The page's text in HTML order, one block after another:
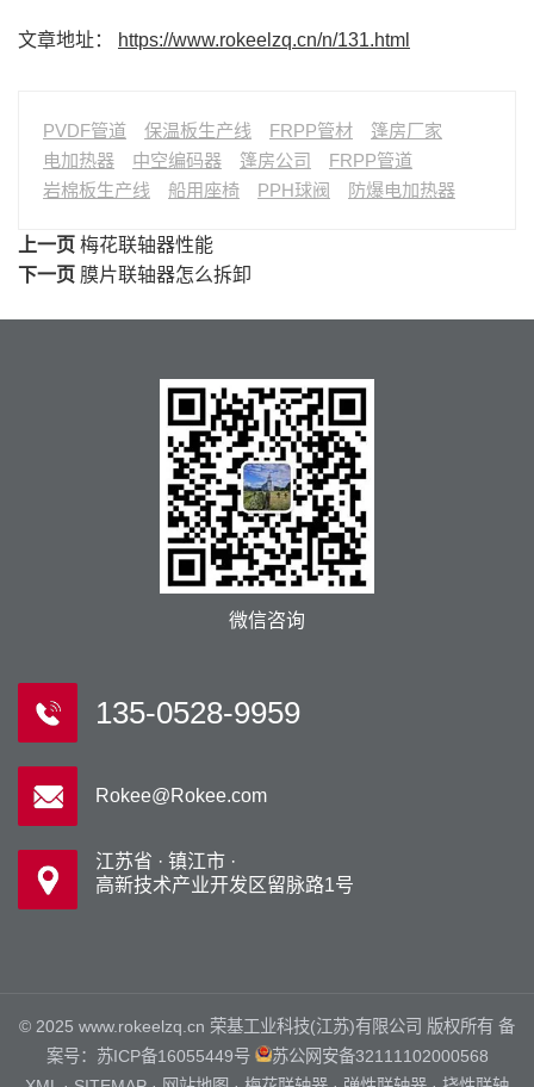
文章地址： https://www.rokeelzq.cn/n/131.html
PVDF管道 保温板生产线 FRPP管材
篷房厂家
电加热器
中空编码器 篷房公司
FRPP管道
岩棉板生产线
船用座椅 PPH球阀 防爆电加热器
上一页 梅花联轴器性能
下一页 膜片联轴器怎么拆卸
微信咨询
135-0528-9959
Rokee@Rokee.com
江苏省 · 镇江市 ·
高新技术产业开发区留脉路1号
© 2025 www.rokeelzq.cn 荣基工业科技(江苏)有限公司 版权所有 备
案号： 苏ICP备16055449号
苏公网安备32111102000568